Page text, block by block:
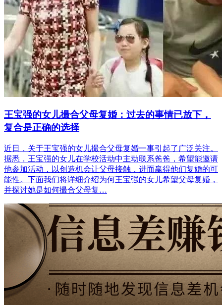
王宝强的女儿撮合父母复婚：过去的事情已放下，
复合是正确的选择
近日，关于王宝强的女儿撮合父母复婚一事引起了广泛关注。
据悉，王宝强的女儿在学校活动中主动联系爸爸，希望能邀请
他参加活动，以创造机会让父母接触，进而赢得他们复婚的可
能性。下面我们将详细介绍为何王宝强的女儿希望父母复婚，
并探讨她是如何撮合父母复…